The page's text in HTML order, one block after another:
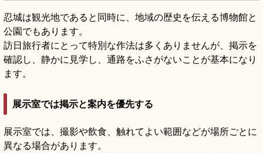
忍城は観光地であると同時に、地域の歴史を伝える博物館と
公園でもあります。
訪日旅行者にとって特別な作法は多くありませんが、掲示を
確認し、静かに見学し、通路をふさがないことが基本になり
ます。
展示室では掲示と案内を優先する
展示室では、撮影や飲食、触れてよい範囲などが場所ごとに
異なる場合があります。